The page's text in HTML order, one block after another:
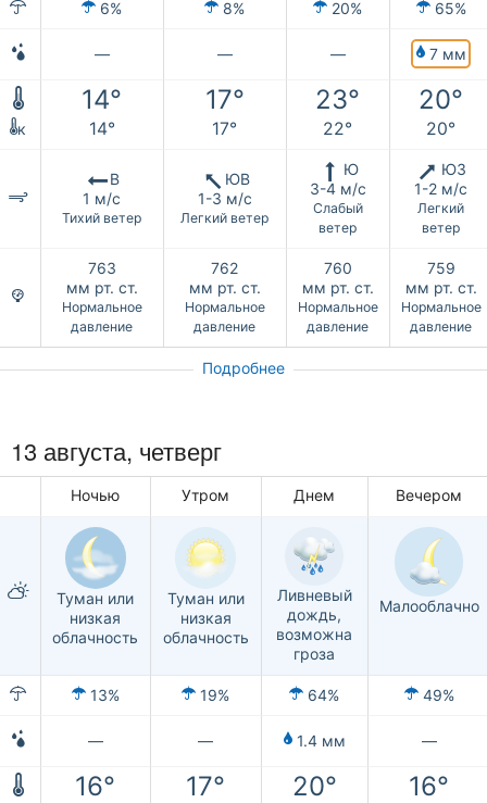
6% 8% 20% 65%
— — — 7 мм
14° 17° 23° 20°
к 14° 17° 22° 20°
В
1 м/с
Тихий ветер
ЮВ
1-3 м/с
Легкий ветер
Ю
3-4 м/с
Слабый
ветер
ЮЗ
1-2 м/с
Легкий
ветер
763
мм рт. ст.
Нормальное
давление
762
мм рт. ст.
Нормальное
давление
760
мм рт. ст.
Нормальное
давление
759
мм рт. ст.
Нормальное
давление
Подробнее
13 августа, четверг
Ночью Утром Днем Вечером
Туман или
низкая
облачность
Туман или
низкая
облачность
Ливневый
дождь,
возможна
гроза
Малооблачно
13% 19% 64% 49%
— — 1.4 мм —
16° 17° 20° 16°